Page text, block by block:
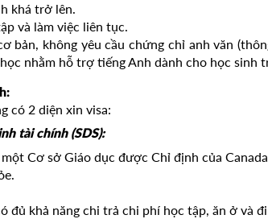
khá trở lên.
và làm việc liên tục.
bản, không yêu cầu chứng chỉ anh văn
nhằm hỗ trợ tiếng Anh dành cho học sinh
có 2 diện xin visa:
tài chính (SDS):
Cơ sở Giáo dục được Chỉ định của Canada
đủ khả năng chi trả chi phí học tập, ăn ở và